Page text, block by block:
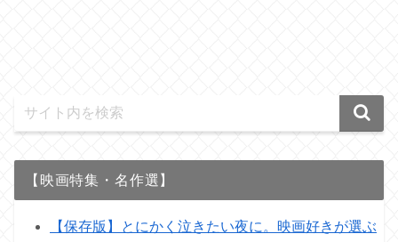
【映画特集・名作選】
【保存版】とにかく泣きたい夜に。映画好きが選ぶ